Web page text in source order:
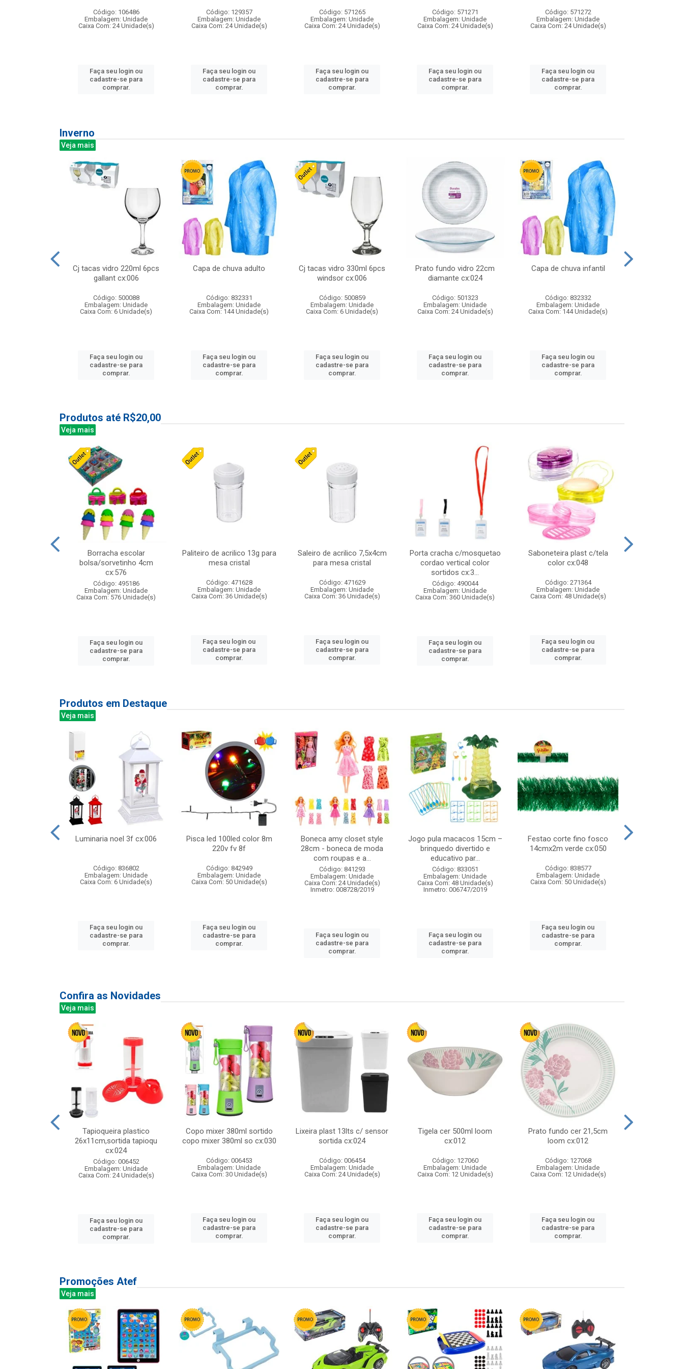
Código: 106486
Embalagem: Unidade
Caixa Com: 24 Unidade(s)
Faça seu login ou
cadastre-se para
comprar.
Código: 129357
Embalagem: Unidade
Caixa Com: 24 Unidade(s)
Faça seu login ou
cadastre-se para
comprar.
Código: 571265
Embalagem: Unidade
Caixa Com: 24 Unidade(s)
Faça seu login ou
cadastre-se para
comprar.
Código: 571271
Embalagem: Unidade
Caixa Com: 24 Unidade(s)
Faça seu login ou
cadastre-se para
comprar.
Código: 571272
Embalagem: Unidade
Caixa Com: 24 Unidade(s)
Faça seu login ou
cadastre-se para
comprar.
Inverno
Veja mais
Cj tacas vidro 220ml 6pcs
gallant cx:006
Código: 500088
Embalagem: Unidade
Caixa Com: 6 Unidade(s)
Faça seu login ou
cadastre-se para
comprar.
Capa de chuva adulto
Código: 832331
Embalagem: Unidade
Caixa Com: 144 Unidade(s)
Faça seu login ou
cadastre-se para
comprar.
Cj tacas vidro 330ml 6pcs
windsor cx:006
Código: 500859
Embalagem: Unidade
Caixa Com: 6 Unidade(s)
Faça seu login ou
cadastre-se para
comprar.
Prato fundo vidro 22cm
diamante cx:024
Código: 501323
Embalagem: Unidade
Caixa Com: 24 Unidade(s)
Faça seu login ou
cadastre-se para
comprar.
Capa de chuva infantil
Código: 832332
Embalagem: Unidade
Caixa Com: 144 Unidade(s)
Faça seu login ou
cadastre-se para
comprar.
Produtos até R$20,00
Veja mais
Borracha escolar
bolsa/sorvetinho 4cm
cx:576
Código: 495186
Embalagem: Unidade
Caixa Com: 576 Unidade(s)
Faça seu login ou
cadastre-se para
comprar.
Paliteiro de acrilico 13g para
mesa cristal
Código: 471628
Embalagem: Unidade
Caixa Com: 36 Unidade(s)
Faça seu login ou
cadastre-se para
comprar.
Saleiro de acrilico 7,5x4cm
para mesa cristal
Código: 471629
Embalagem: Unidade
Caixa Com: 36 Unidade(s)
Faça seu login ou
cadastre-se para
comprar.
Porta cracha c/mosquetao
cordao vertical color
sortidos cx:3...
Código: 490044
Embalagem: Unidade
Caixa Com: 360 Unidade(s)
Faça seu login ou
cadastre-se para
comprar.
Saboneteira plast c/tela
color cx:048
Código: 271364
Embalagem: Unidade
Caixa Com: 48 Unidade(s)
Faça seu login ou
cadastre-se para
comprar.
Produtos em Destaque
Veja mais
Luminaria noel 3f cx:006
Código: 836802
Embalagem: Unidade
Caixa Com: 6 Unidade(s)
Faça seu login ou
cadastre-se para
comprar.
Pisca led 100led color 8m
220v fv 8f
Código: 842949
Embalagem: Unidade
Caixa Com: 50 Unidade(s)
Faça seu login ou
cadastre-se para
comprar.
Boneca amy closet style
28cm - boneca de moda
com roupas e a...
Código: 841293
Embalagem: Unidade
Caixa Com: 24 Unidade(s)
Inmetro: 008728/2019
Faça seu login ou
cadastre-se para
comprar.
Jogo pula macacos 15cm –
brinquedo divertido e
educativo par...
Código: 833051
Embalagem: Unidade
Caixa Com: 48 Unidade(s)
Inmetro: 006747/2019
Faça seu login ou
cadastre-se para
comprar.
Festao corte fino fosco
14cmx2m verde cx:050
Código: 838577
Embalagem: Unidade
Caixa Com: 50 Unidade(s)
Faça seu login ou
cadastre-se para
comprar.
Confira as Novidades
Veja mais
Tapioqueira plastico
26x11cm,sortida tapioqu
cx:024
Código: 006452
Embalagem: Unidade
Caixa Com: 24 Unidade(s)
Faça seu login ou
cadastre-se para
comprar.
Copo mixer 380ml sortido
copo mixer 380ml so cx:030
Código: 006453
Embalagem: Unidade
Caixa Com: 30 Unidade(s)
Faça seu login ou
cadastre-se para
comprar.
Lixeira plast 13lts c/ sensor
sortida cx:024
Código: 006454
Embalagem: Unidade
Caixa Com: 24 Unidade(s)
Faça seu login ou
cadastre-se para
comprar.
Tigela cer 500ml loom
cx:012
Código: 127060
Embalagem: Unidade
Caixa Com: 12 Unidade(s)
Faça seu login ou
cadastre-se para
comprar.
Prato fundo cer 21,5cm
loom cx:012
Código: 127068
Embalagem: Unidade
Caixa Com: 12 Unidade(s)
Faça seu login ou
cadastre-se para
comprar.
Promoções Atef
Veja mais